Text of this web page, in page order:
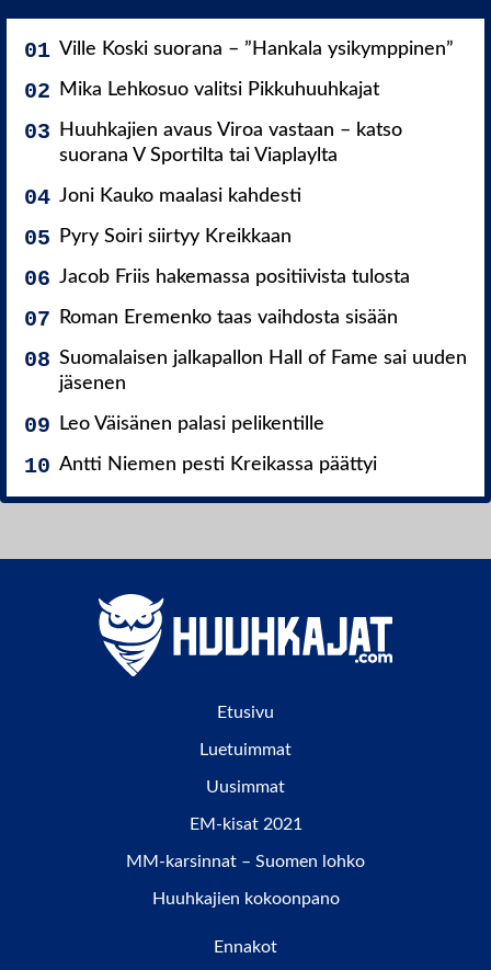
Ville Koski suorana – ”Hankala ysikymppinen”
Mika Lehkosuo valitsi Pikkuhuuhkajat
Huuhkajien avaus Viroa vastaan – katso
suorana V Sportilta tai Viaplaylta
Joni Kauko maalasi kahdesti
Pyry Soiri siirtyy Kreikkaan
Jacob Friis hakemassa positiivista tulosta
Roman Eremenko taas vaihdosta sisään
Suomalaisen jalkapallon Hall of Fame sai uuden
jäsenen
Leo Väisänen palasi pelikentille
Antti Niemen pesti Kreikassa päättyi
Etusivu
Luetuimmat
Uusimmat
EM-kisat 2021
MM-karsinnat – Suomen lohko
Huuhkajien kokoonpano
Ennakot